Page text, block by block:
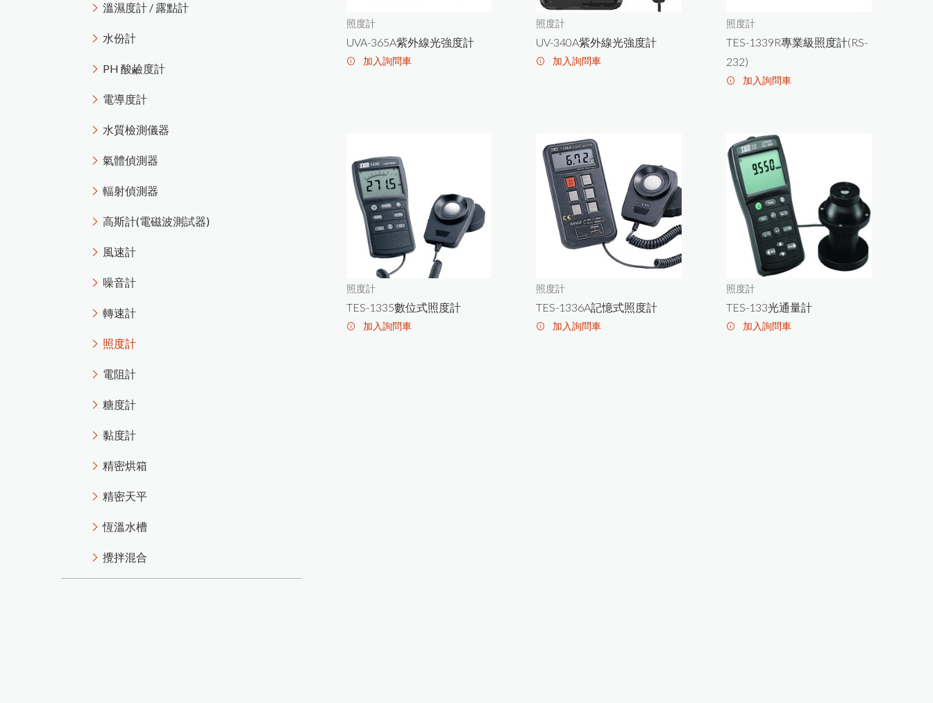
糖度計
恆溫水槽
攪拌混合
溫濕度計 / 露點計
水份計
PH 酸鹼度計
電導度計
水質檢測儀器
氣體偵測器
輻射偵測器
高斯計(電磁波測試器)
風速計
噪音計
轉速計
照度計
電阻計
糖度計
黏度計
精密烘箱
精密天平
恆溫水槽
攪拌混合
照度計
UVA-365A紫外線光強度計
加入詢問車
照度計
UV-340A紫外線光強度計
加入詢問車
照度計
TES-1339R專業級照度計(RS-
232)
加入詢問車
照度計
TES-1335數位式照度計
加入詢問車
照度計
TES-1336A記憶式照度計
加入詢問車
照度計
TES-133光通量計
加入詢問車